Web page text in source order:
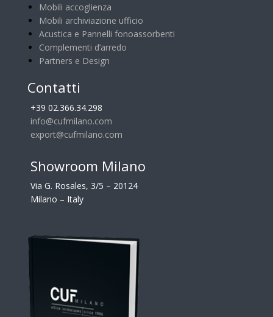
Mobili accoglienza
Mobili archiviazione ufficio
Acustica e Pannelli fonoassorbenti
Complementi d’arredo
Partners e Design
Contatti
+39 02.366.34.298
info@cufmilano.com
export@cufmilano.com
Showroom Milano
Via G. Rosales, 3/5 – 20124
Milano – Italy